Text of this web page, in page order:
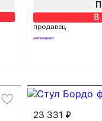
В
продавец
23 331 ₽